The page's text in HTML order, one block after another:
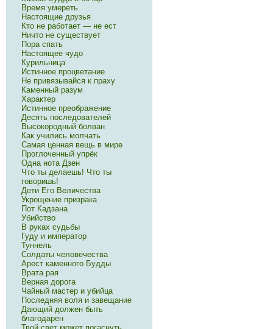
Время умереть
Настоящие друзья
Кто не работает — не ест
Ничто не существует
Пора спать
Настоящее чудо
Курильница
Истинное процветание
Не привязывайся к праху
Каменный разум
Характер
Истинное преображение
Десять последователей
Высокородный болван
Как учились молчать
Самая ценная вещь в мире
Проглоченный упрёк
Одна нота Дзен
Что ты делаешь! Что ты
говоришь!
Дети Его Величества
Укрощение призрака
Пот Кадзана
Убийство
В руках судьбы
Гуду и император
Туннель
Солдаты человечества
Арест каменного Будды
Врата рая
Верная дорога
Чайный мастер и убийца
Последняя воля и завещание
Дающий должен быть
благодарен